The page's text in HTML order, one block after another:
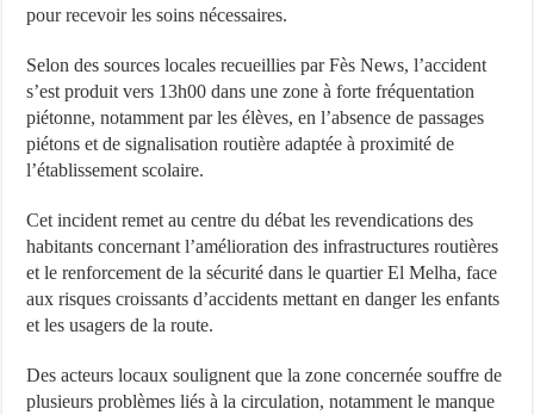
pour recevoir les soins nécessaires.
Selon des sources locales recueillies par Fès News, l’accident
s’est produit vers 13h00 dans une zone à forte fréquentation
piétonne, notamment par les élèves, en l’absence de passages
piétons et de signalisation routière adaptée à proximité de
l’établissement scolaire.
Cet incident remet au centre du débat les revendications des
habitants concernant l’amélioration des infrastructures routières
et le renforcement de la sécurité dans le quartier El Melha, face
aux risques croissants d’accidents mettant en danger les enfants
et les usagers de la route.
Des acteurs locaux soulignent que la zone concernée souffre de
plusieurs problèmes liés à la circulation, notamment le manque